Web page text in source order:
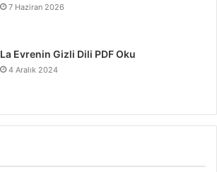
7 Haziran 2026
La Evrenin Gizli Dili PDF Oku
4 Aralık 2024